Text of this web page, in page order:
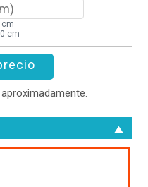
cm
cm